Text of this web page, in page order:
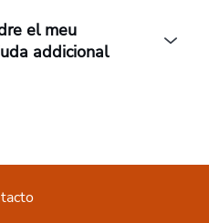
el meu
addicional